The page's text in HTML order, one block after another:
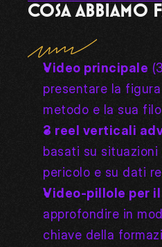
COSA ABBIAMO
Video principale
presentare la
metodo e la sua
3 reel verticali
basati su
pericolo e su dati
Video-pillole per
approfondire in
chiave della